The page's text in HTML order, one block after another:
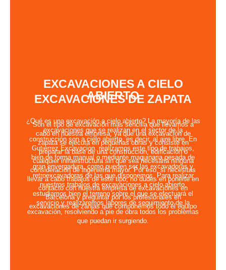
EXCAVACIONES DE ZAPATA
Son el tipo de excavación más sencilla que llevamos a
cabo en nuestra empresa, ya que una excavación de
zapata se ejecuta en pequeñas obras y consiste en
preparar la base de una construcción, edificación o
cualquier infraestructura sin que sea necesaria ninguna
consideración de ingeniería mayor. Por eso, si necesitas
llevar a cabo trabajos de este tipo, no dudes en ponerte en
contacto con nuestra empresa de excavaciones en
Barcelona y preguntar por los profesionales en
excavaciones de zanjas que componemos todo el equipo
EXCAVACIONES A CIELO
ABIERTO
¿Qué es una excavación a cielo abierto? La mayoría de las
excavaciones que se realizan en el sector de la
construcción son a cielo abierto, es decir, al aire libre. En
Gutierrez Excavacion. realizamos este tipo de trabajos,
bien de forma manual o mediante maquinaria pesada de
gran envergadura, como pueden ser las excavadoras y
retroexcavadoras de las que disponemos. Para realizar
nuestros trabajos de excavaciones a cielo abierto,
estudiamos bien el terreno sobre el que se efectuará el
servicio y realizaremos labores de seguimiento de la
excavación, resolviendo a pie de obra todos los problemas
que puedan ir surgiendo.